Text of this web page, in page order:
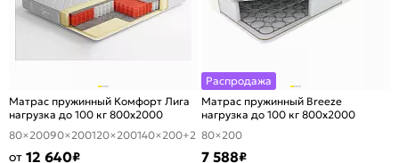
Матрас пружинный Комфорт Лига
нагрузка до 100 кг 800x2000
80×20090×200120×200140×200+2
от 12 640₽
Распродажа
Матрас пружинный Breeze
нагрузка до 100 кг 800x2000
80×200
7 588₽